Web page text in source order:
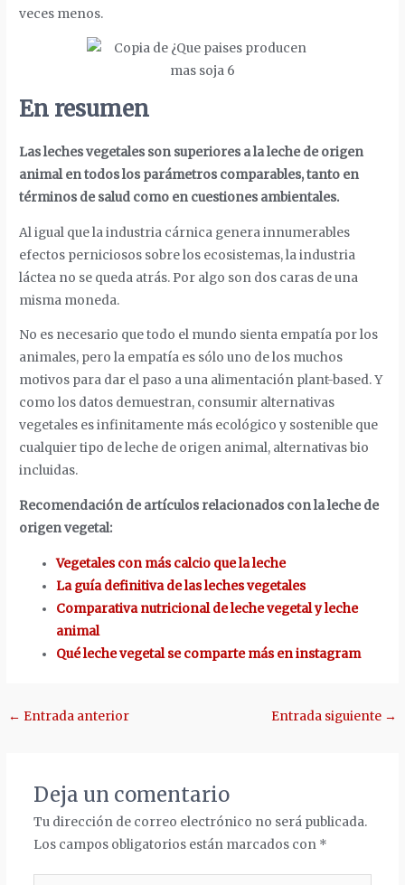
veces menos.
En resumen
Las leches vegetales son superiores a la leche de origen
animal en todos los parámetros comparables, tanto en
términos de salud como en cuestiones ambientales.
Al igual que la industria cárnica genera innumerables
efectos perniciosos sobre los ecosistemas, la industria
láctea no se queda atrás. Por algo son dos caras de una
misma moneda.
No es necesario que todo el mundo sienta empatía por los
animales, pero la empatía es sólo uno de los muchos
motivos para dar el paso a una alimentación plant-based. Y
como los datos demuestran, consumir alternativas
vegetales es infinitamente más ecológico y sostenible que
cualquier tipo de leche de origen animal, alternativas bio
incluidas.
Recomendación de artículos relacionados con la leche de
origen vegetal:
Vegetales con más calcio que la leche
La guía definitiva de las leches vegetales
Comparativa nutricional de leche vegetal y leche
animal
Qué leche vegetal se comparte más en instagram
Navegación
← Entrada anterior Entrada siguiente →
Deja un comentario
Tu dirección de correo electrónico no será publicada.
Los campos obligatorios están marcados con *